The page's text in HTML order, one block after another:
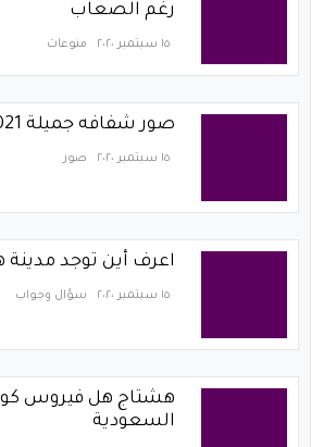
رغم الصعاب
١٥ سبتمبر ٢٠٢٠ منوعات
صور شفافه جميلة 2021
١٥ سبتمبر ٢٠٢٠ صور
اعرف أين توجد مدينة
١٥ سبتمبر ٢٠٢٠ سؤال وجواب
هشتاج هل فيروس
السعودية